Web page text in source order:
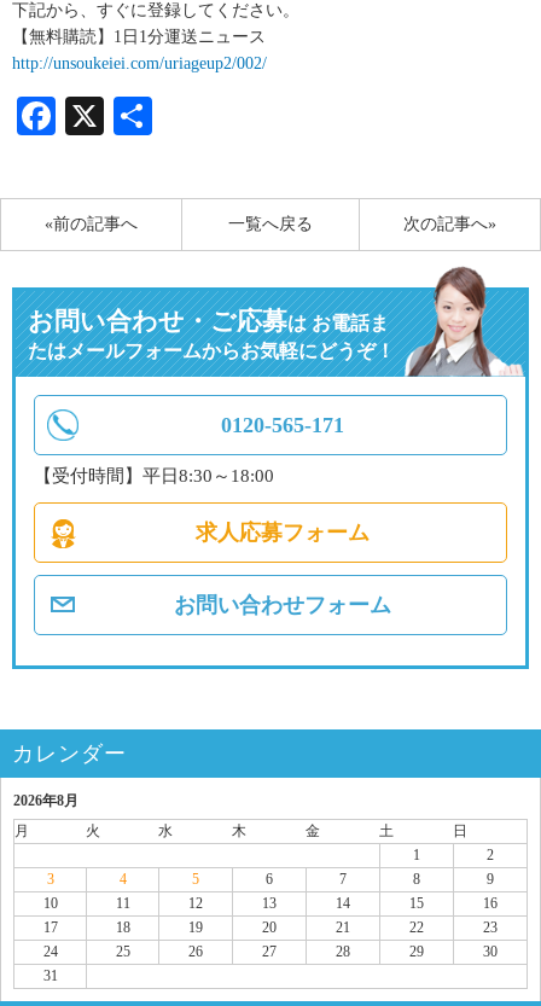
下記から、すぐに登録してください。
【無料購読】1日1分運送ニュース
http://unsoukeiei.com/uriageup2/002/
Facebook
X
«前の記事へ 次の記事へ»
一覧へ戻る
お問い合わせ・ご応募はお電話ま
たはメールフォームからお気軽にどうぞ！
0120-565-171
【受付時間】平日8:30～18:00
求人応募フォーム
お問い合わせフォーム
カレンダー
2026年8月
月
火 水 木 金 土
日
1
2
3
4 5 6 7 8
9
10
11 12 13 14 15
16
17
18 19 20 21 22
23
24
25 26 27 28 29
30
31